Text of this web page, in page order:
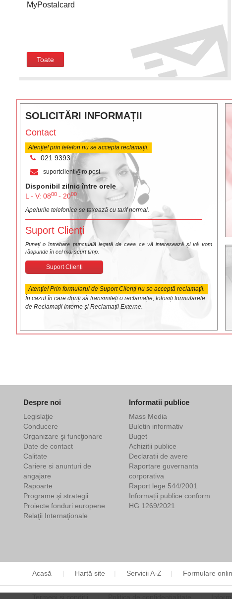
MyPostalcard
Toate
SOLICITĂRI INFORMAȚII
Contact
Atenție! prin telefon nu se accepta reclamații.
021 9393
suportclienti@ro.post
Disponibil zilnic între orele
L - V: 0800 - 2000
Apelurile telefonice se taxează cu tarif normal.
Suport Clienți
Puneți o întrebare punctuală legată de ceea ce vă interesează și vă vom
răspunde în cel mai scurt timp.
Suport Clienți
Atenție! Prin formularul de Suport Clienți nu se acceptă reclamații.
În cazul în care doriți să transmiteți o reclamație, folosiți formularele
de Reclamații Interne și Reclamații Externe.
Despre noi
Legislaţie
Conducere
Organizare şi funcţionare
Date de contact
Calitate
Cariere si anunturi de
angajare
Rapoarte
Programe şi strategii
Proiecte fonduri europene
Relaţii Internaţionale
Informatii publice
Mass Media
Buletin informativ
Buget
Achizitii publice
Declaratii de avere
Raportare guvernanta
corporativa
Raport lege 544/2001
Informații publice conform
HG 1269/2021
Acasă Hartă site Servicii A-Z Formulare